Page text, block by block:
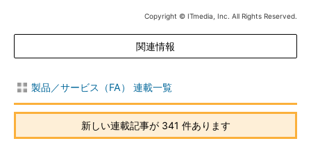
Copyright © ITmedia, Inc. All Rights Reserved.
関連情報
製品／サービス（FA） 連載一覧
新しい連載記事が 341 件あります